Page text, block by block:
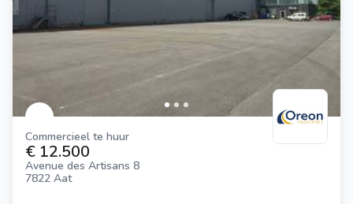
Commercieel te huur
€ 12.500
Avenue des Artisans 8
7822 Aat